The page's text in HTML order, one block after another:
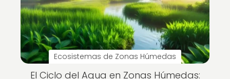
Ecosistemas de Zonas Húmedas
El Ciclo del Agua en Zonas Húmedas: